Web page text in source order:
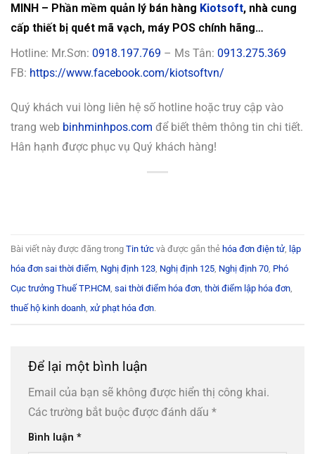
MINH – Phần mềm quản lý bán hàng Kiotsoft, nhà cung
cấp thiết bị quét mã vạch, máy POS chính hãng…
Hotline: Mr.Sơn: 0918.197.769 – Ms Tân: 0913.275.369
FB: https://www.facebook.com/kiotsoftvn/
Quý khách vui lòng liên hệ số hotline hoặc truy cập vào
trang web binhminhpos.com để biết thêm thông tin chi tiết.
Hân hạnh được phục vụ Quý khách hàng!
Bài viết này được đăng trong Tin tức và được gắn thẻ hóa đơn điện tử, lập
hóa đơn sai thời điểm Nghị định 123 Nghị định 125 Nghị định 70 Phó
Cục trưởng Thuế TP.HCM sai thời điểm hóa đơn thời điểm lập hóa đơn
thuế hộ kinh doanh xử phạt hóa đơn.
Để lại một bình luận
Email của bạn sẽ không được hiển thị công khai.
Các trường bắt buộc được đánh dấu *
Bình luận *